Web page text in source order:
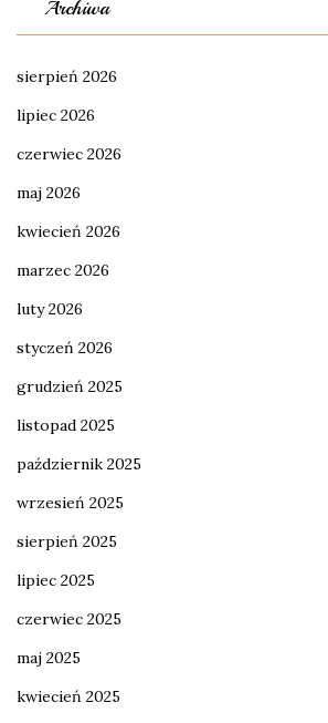
Archiwa
sierpień 2026
lipiec 2026
czerwiec 2026
maj 2026
kwiecień 2026
marzec 2026
luty 2026
styczeń 2026
grudzień 2025
listopad 2025
październik 2025
wrzesień 2025
sierpień 2025
lipiec 2025
czerwiec 2025
maj 2025
kwiecień 2025